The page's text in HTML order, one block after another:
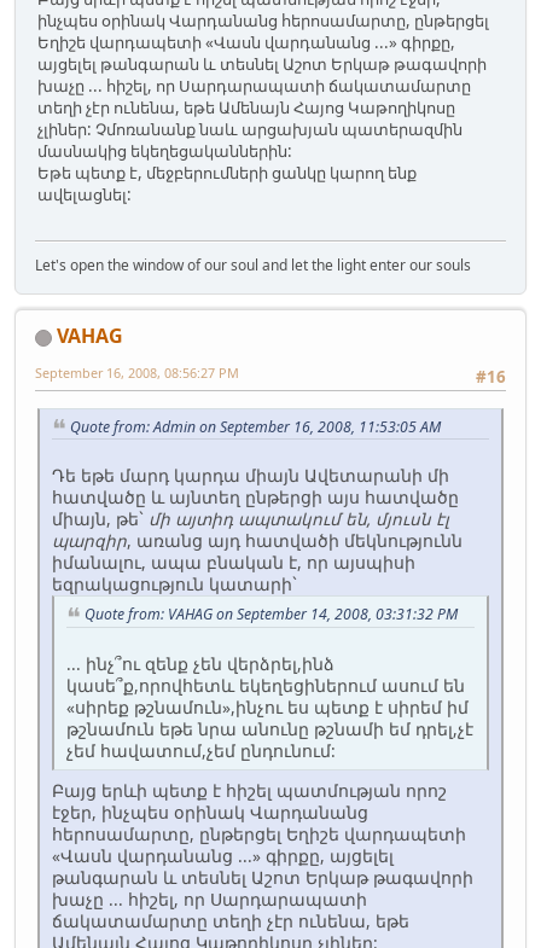
ինչպես օրինակ Վարդանանց հերոսամարտը, ընթերցել
Եղիշե վարդապետի «Վասն վարդանանց ...» գիրքը,
այցելել թանգարան և տեսնել Աշոտ Երկաթ թագավորի
խաչը ... հիշել, որ Սարդարապատի ճակատամարտը
տեղի չէր ունենա, եթե Ամենայն Հայոց Կաթողիկոսը
չլիներ: Չմոռանանք նաև արցախյան պատերազմին
մասնակից եկեղեցականներին:
Եթե պետք է, մեջբերումների ցանկը կարող ենք
ավելացնել:
Let's open the window of our soul and let the light enter our souls
VAHAG
#16
September 16, 2008, 08:56:27 PM
Quote from: Admin on September 16, 2008, 11:53:05 AM
Դե եթե մարդ կարդա միայն Ավետարանի մի
հատվածը և այնտեղ ընթերցի այս հատվածը
միայն, թե` մի այտիդ ապտակում են, մյուսն էլ
պարզիր, առանց այդ հատվածի մեկնությունն
իմանալու, ապա բնական է, որ այսպիսի
եզրակացություն կատարի`
Quote from: VAHAG on September 14, 2008, 03:31:32 PM
... ինչ՞ու զենք չեն վերձրել,ինձ
կասե՞ք,որովհետև եկեղեցիներում ասում են
«սիրեք թշնամուն»,ինչու ես պետք է սիրեմ իմ
թշնամուն եթե նրա անունը թշնամի եմ դրել,չէ
չեմ հավատում,չեմ ընդունում:
Բայց երևի պետք է հիշել պատմության որոշ
էջեր, ինչպես օրինակ Վարդանանց
հերոսամարտը, ընթերցել Եղիշե վարդապետի
«Վասն վարդանանց ...» գիրքը, այցելել
թանգարան և տեսնել Աշոտ Երկաթ թագավորի
խաչը ... հիշել, որ Սարդարապատի
ճակատամարտը տեղի չէր ունենա, եթե
Ամենայն Հայոց Կաթողիկոսը չլիներ: